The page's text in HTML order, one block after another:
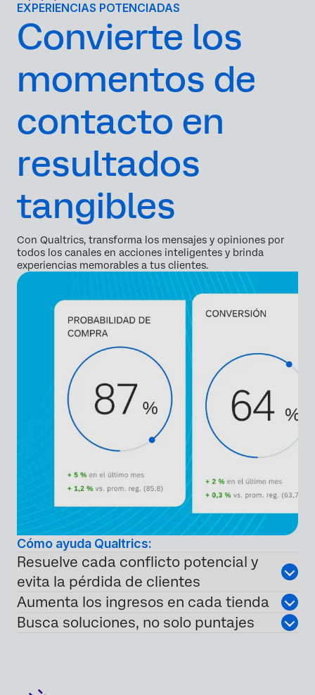
EXPERIENCIAS POTENCIADAS
Convierte los
momentos de
contacto en
resultados
tangibles
Con Qualtrics, transforma los mensajes y opiniones por
todos los canales en acciones inteligentes y brinda
experiencias memorables a tus clientes.
Cómo ayuda Qualtrics:
Resuelve cada conflicto potencial y
evita la pérdida de clientes
Aumenta los ingresos en cada tienda
Busca soluciones, no solo puntajes